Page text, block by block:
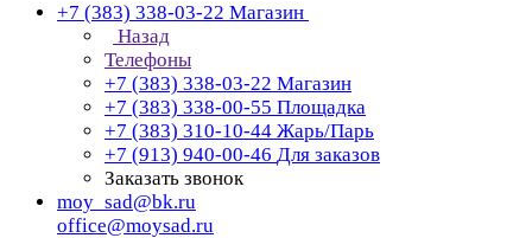
+7 (383) 338-03-22 Магазин
Назад
Телефоны
+7 (383) 338-03-22 Магазин
+7 (383) 338-00-55 Площадка
+7 (383) 310-10-44 Жарь/Парь
+7 (913) 940-00-46 Для заказов
Заказать звонок
moy_sad@bk.ru
office@moysad.ru